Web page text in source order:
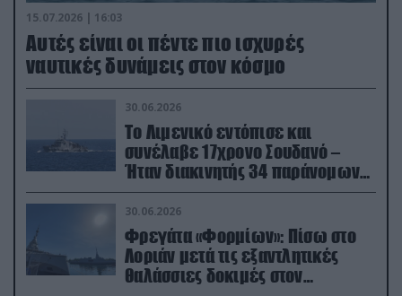
15.07.2026 | 16:03
Aυτές είναι οι πέντε πιο ισχυρές
ναυτικές δυνάμεις στον κόσμο
30.06.2026
Το Λιμενικό εντόπισε και
συνέλαβε 17χρονο Σουδανό –
Ήταν διακινητής 34 παράνομων
μεταναστών
30.06.2026
Φρεγάτα «Φορμίων»: Πίσω στο
Λοριάν μετά τις εξαντλητικές
θαλάσσιες δοκιμές στον